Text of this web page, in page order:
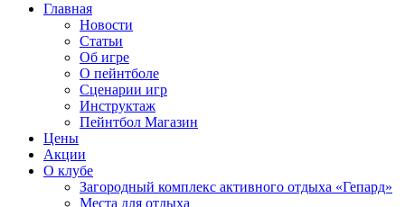
Главная
Новости
Статьи
Об игре
О пейнтболе
Сценарии игр
Инструктаж
Пейнтбол Магазин
Цены
Акции
О клубе
Загородный комплекс активного отдыха «Гепард»
Места для отдыха